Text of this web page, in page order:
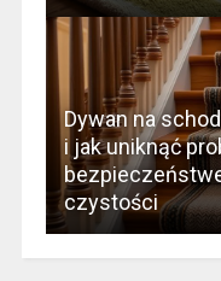
Dywan na
i jak uniknąć
czystości